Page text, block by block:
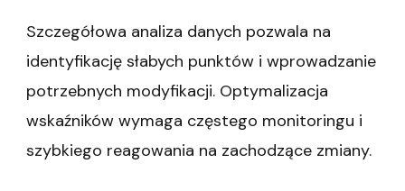
Szczegółowa analiza danych pozwala na
identyfikację słabych punktów i wprowadzanie
potrzebnych modyfikacji. Optymalizacja
wskaźników wymaga częstego monitoringu i
szybkiego reagowania na zachodzące zmiany.